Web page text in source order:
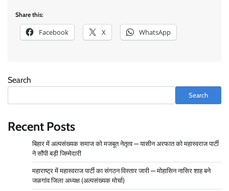
Share this:
Facebook X WhatsApp
Search
Search
Recent Posts
बिहार में अल्पसंख्यक समाज को मजबूत नेतृत्व — यासीन अरफात को महास्वराज पार्टी
ने सौंपी बड़ी जिम्मेदारी
महाराष्ट्र में महास्वराज पार्टी का संगठन विस्तार जारी — मोहासिन नासिर शाह बने
जळगांव जिला अध्यक्ष (अल्पसंख्यक मोर्चा)
नामांकन पूरा—इलाके में उत्सव का माहौल
Admin December 31, 2025 0
Admin November 14, 2025 0
वार्ड 96 में बदलाव की हुंकार, महास्वराज पार्टी अध्यक्ष समीर
साहब ने बताए चुनाव जीतने के जादुई तरीके – चुनाव चिन्ह “बस”
Admin January 4, 2026